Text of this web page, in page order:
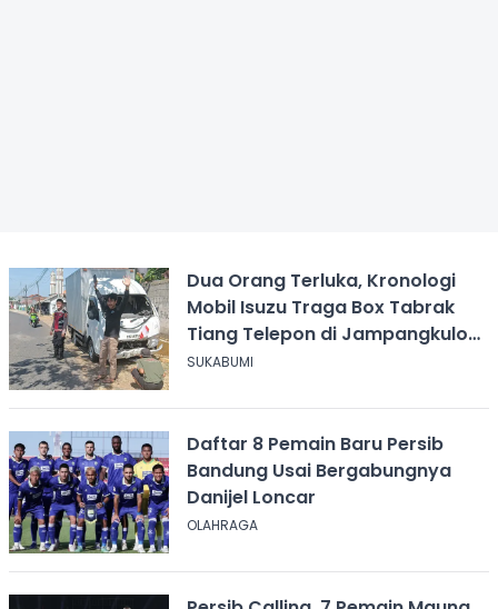
Dua Orang Terluka, Kronologi
Mobil Isuzu Traga Box Tabrak
Tiang Telepon di Jampangkulon
Sukabumi
SUKABUMI
Daftar 8 Pemain Baru Persib
Bandung Usai Bergabungnya
Danijel Loncar
OLAHRAGA